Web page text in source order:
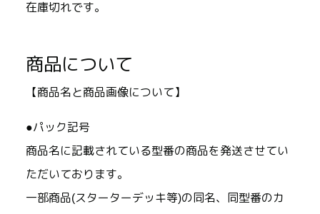
在庫切れです。
商品について
【商品名と商品画像について】
●パック記号
商品名に記載されている型番の商品を発送させてい
ただいております。
一部商品(スターターデッキ等)の同名、同型番のカ